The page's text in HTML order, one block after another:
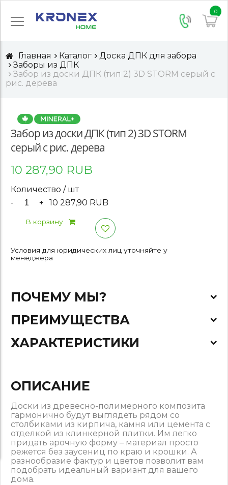
0
Главная Каталог
Доска ДПК для забора
Заборы из ДПК
Забор из доски ДПК (тип 2) 3D STORM серый с
рис. дерева
Забор из доски ДПК (тип 2) 3D STORM
серый с рис. дерева
10 287,90 RUB
Количество / шт
-
+ 10 287,90 RUB
В корзину
Условия для юридических лиц уточняйте у
менеджера
ПОЧЕМУ МЫ?
ПРЕИМУЩЕСТВА
ХАРАКТЕРИСТИКИ
ОПИСАНИЕ
Доски из древесно-полимерного композита
гармонично будут выглядеть рядом со
столбиками из кирпича, камня или цемента с
отделкой из клинкерной плитки. Им легко
придать арочную форму – материал просто
режется без заусениц по краю и крошки. А
разнообразие фактур и цветов позволит вам
подобрать идеальный вариант для вашего
дома.